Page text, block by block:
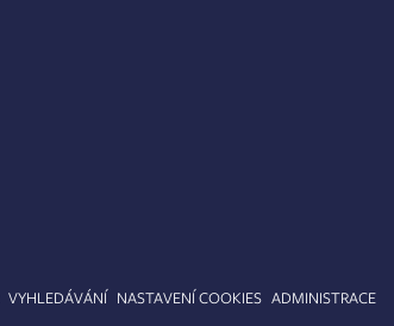
VYHLEDÁVÁNÍ NASTAVENÍ COOKIES ADMINISTRACE